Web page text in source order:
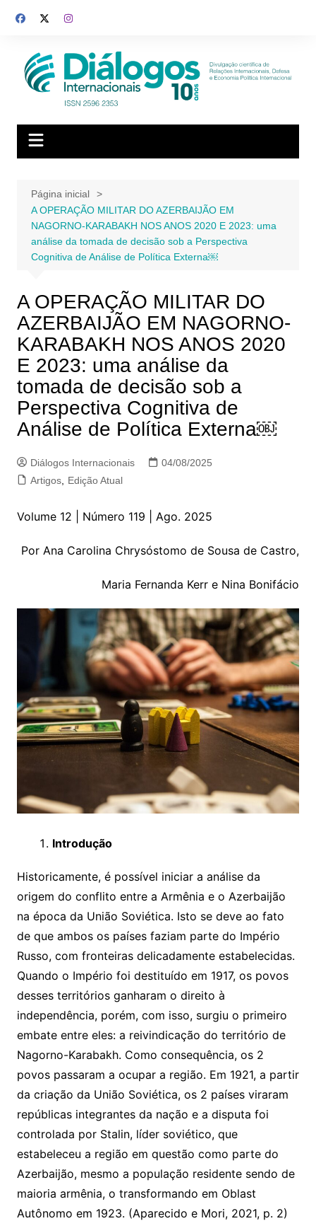
para
conteúdo
Página inicial
A OPERAÇÃO MILITAR DO AZERBAIJÃO EM
NAGORNO-KARABAKH NOS ANOS 2020 E 2023: uma
análise da tomada de decisão sob a Perspectiva
Cognitiva de Análise de Política Externa￼
A OPERAÇÃO MILITAR DO
AZERBAIJÃO EM NAGORNO-
KARABAKH NOS ANOS 2020
E 2023: uma análise da
tomada de decisão sob a
Perspectiva Cognitiva de
Análise de Política Externa￼
Diálogos Internacionais
04/08/2025
Artigos, Edição Atual
Volume 12 | Número 119 | Ago. 2025
Por Ana Carolina Chrysóstomo de Sousa de Castro,
Maria Fernanda Kerr e Nina Bonifácio
Introdução
Historicamente, é possível iniciar a análise da
origem do conflito entre a Armênia e o Azerbaijão
na época da União Soviética. Isto se deve ao fato
de que ambos os países faziam parte do Império
Russo, com fronteiras delicadamente estabelecidas.
Quando o Império foi destituído em 1917, os povos
desses territórios ganharam o direito à
independência, porém, com isso, surgiu o primeiro
embate entre eles: a reivindicação do território de
Nagorno-Karabakh. Como consequência, os 2
povos passaram a ocupar a região. Em 1921, a partir
da criação da União Soviética, os 2 países viraram
repúblicas integrantes da nação e a disputa foi
controlada por Stalin, líder soviético, que
estabeleceu a região em questão como parte do
Azerbaijão, mesmo a população residente sendo de
maioria armênia, o transformando em Oblast
Autônomo em 1923. (Aparecido e Mori, 2021, p. 2)